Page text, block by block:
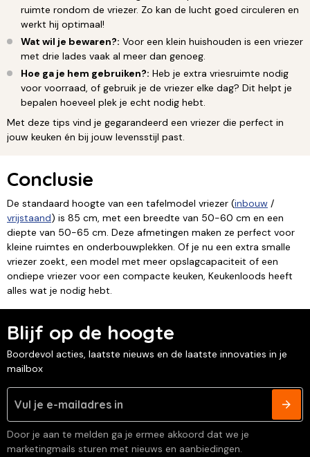
ruimte rondom de vriezer. Zo kan de lucht goed circuleren en
werkt hij optimaal!
Wat wil je bewaren?: Voor een klein huishouden is een vriezer
met drie lades vaak al meer dan genoeg.
Hoe ga je hem gebruiken?: Heb je extra vriesruimte nodig
voor voorraad, of gebruik je de vriezer elke dag? Dit helpt je
bepalen hoeveel plek je echt nodig hebt.
Met deze tips vind je gegarandeerd een vriezer die perfect in
jouw keuken én bij jouw levensstijl past.
Conclusie
De standaard hoogte van een tafelmodel vriezer (inbouw /
vrijstaand) is 85 cm, met een breedte van 50-60 cm en een
diepte van 50-65 cm. Deze afmetingen maken ze perfect voor
kleine ruimtes en onderbouwplekken. Of je nu een extra smalle
vriezer zoekt, een model met meer opslagcapaciteit of een
ondiepe vriezer voor een compacte keuken, Keukenloods heeft
alles wat je nodig hebt.
Blijf op de hoogte
Boordevol acties, laatste nieuws en de laatste innovaties in je
mailbox
Door je aan te melden ga je ermee akkoord dat we je
marketingmails sturen met nieuws en aanbiedingen.